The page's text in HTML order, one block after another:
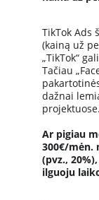
TikTok Ads
(kainą už
„TikTok“
Tačiau
dažnai
projektuose.
Ar pigiau
300€/mėn.
(pvz.,
ilguoju